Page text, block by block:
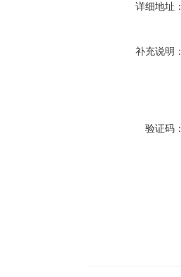
详细地址：
补充说明：
验证码：